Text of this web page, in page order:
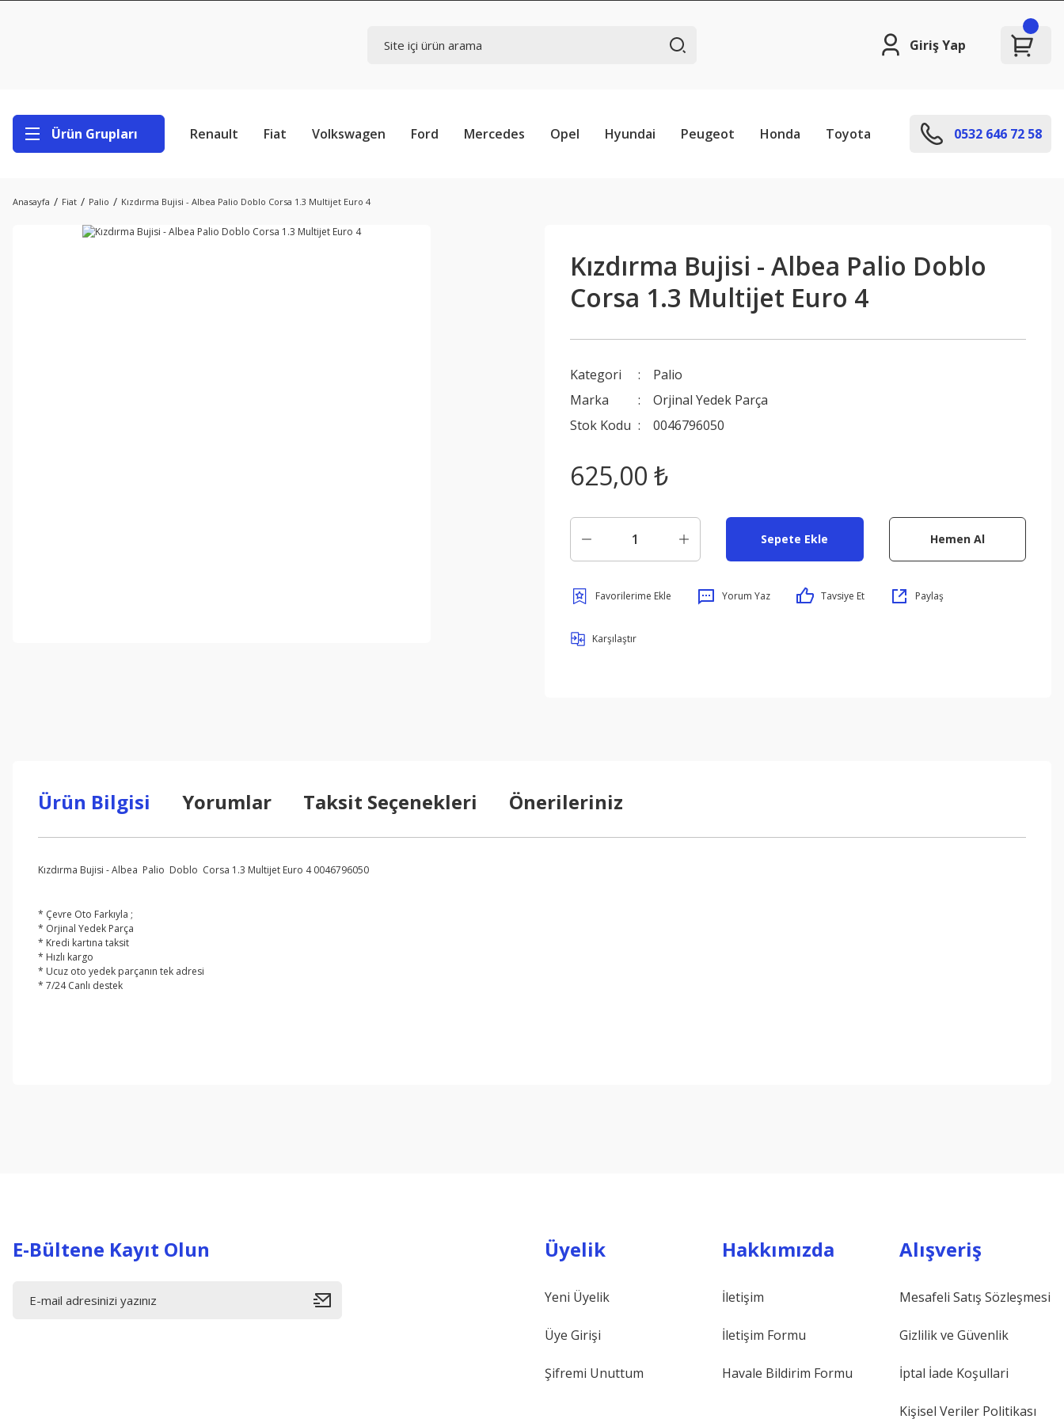
Giriş Yap
Ürün Grupları Renault Fiat Volkswagen Ford Mercedes Opel Hyundai Peugeot Honda Toyota 0532 646 72 58
Anasayfa Fiat Palio Kızdırma Bujisi - Albea Palio Doblo Corsa 1.3 Multijet Euro 4
Kızdırma Bujisi - Albea Palio Doblo
Corsa 1.3 Multijet Euro 4
Kategori
Palio
Marka
Orjinal Yedek Parça
Stok Kodu
0046796050
625,00 ₺
Sepete Ekle Hemen Al
Yorum Yaz Tavsiye Et Paylaş
Karşılaştır
Ürün Bilgisi Yorumlar Taksit Seçenekleri Önerileriniz
Kızdırma Bujisi - Albea Palio Doblo Corsa 1.3 Multijet Euro 4 0046796050
* Çevre Oto Farkıyla ;
* Orjinal Yedek Parça
* Kredi kartına taksit
* Hızlı kargo
* Ucuz oto yedek parçanın tek adresi
* 7/24 Canlı destek
E-Bültene Kayıt Olun Üyelik
Yeni Üyelik
Üye Girişi
Şifremi Unuttum
Hakkımızda
İletişim
İletişim Formu
Havale Bildirim Formu
Alışveriş
Mesafeli Satış Sözleşmesi
Gizlilik ve Güvenlik
İptal İade Koşullari
Kişisel Veriler Politikası